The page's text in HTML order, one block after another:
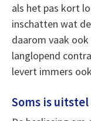
als het pas kort
inschatten wat
daarom vaak
langlopend
levert immers
Soms is